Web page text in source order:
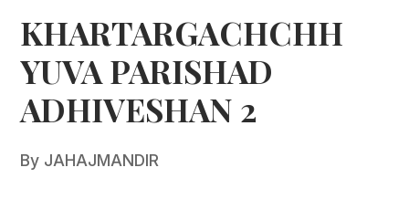
KHARTARGACHCHH
YUVA PARISHAD
ADHIVESHAN 2
By JAHAJMANDIR